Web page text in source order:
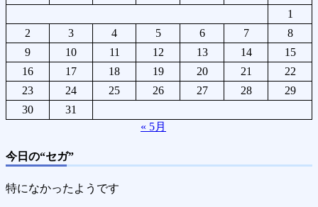
1
2
3 4 5 6 7
8
9
10 11 12 13 14
15
16
17 18 19 20 21
22
23
24 25 26 27 28
29
30
31
« 5月
今日の“セガ”
特になかったようです